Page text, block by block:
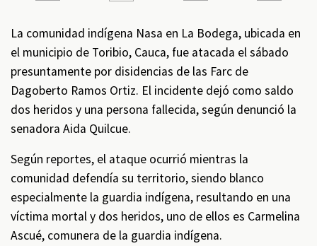
La comunidad indígena Nasa en La Bodega, ubicada en
el municipio de Toribio, Cauca, fue atacada el sábado
presuntamente por disidencias de las Farc de
Dagoberto Ramos Ortiz. El incidente dejó como saldo
dos heridos y una persona fallecida, según denunció la
senadora Aida Quilcue.
Según reportes, el ataque ocurrió mientras la
comunidad defendía su territorio, siendo blanco
especialmente la guardia indígena, resultando en una
víctima mortal y dos heridos, uno de ellos es Carmelina
Ascué, comunera de la guardia indígena.